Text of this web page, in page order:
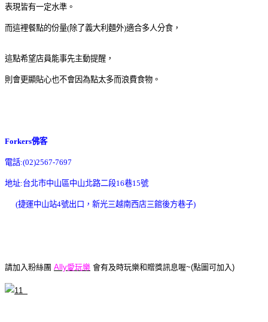
表現皆有一定水準。
而這裡餐點的份量(除了義大利麵外)適合多人分食，
這點希望店員能事先主動提醒，
則會更顯貼心也不會因為點太多而浪費食物。
Forkers佛客
電話:(02)2567-7697
地址:台北市中山區中山北路二段16巷15號
(捷運中山站4號出口，新光三越南西店三館後方巷子)
請加入粉絲團 Ally愛玩樂 會有及時玩樂和贈獎訊息喔~(點圖可加入)